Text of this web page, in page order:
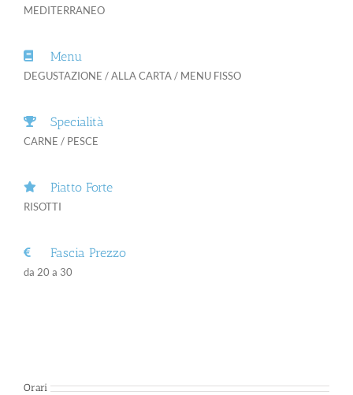
MEDITERRANEO
Menu
DEGUSTAZIONE / ALLA CARTA / MENU FISSO
Specialità
CARNE / PESCE
Piatto Forte
RISOTTI
Fascia Prezzo
da 20 a 30
Orari